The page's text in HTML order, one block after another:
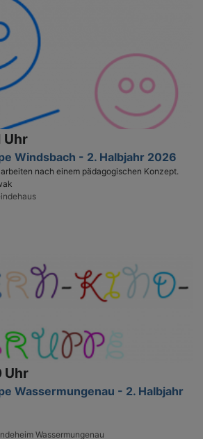
Uhr
Windsbach - 2. Halbjahr 2026
nach einem pädagogischen Konzept.
Uhr
Wassermungenau - 2. Halbjahr
Wassermungenau